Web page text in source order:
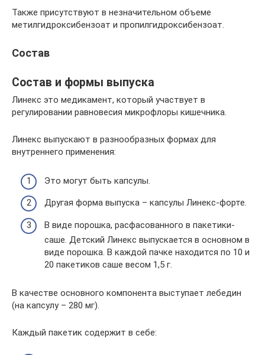
Также присутствуют в незначительном объеме
метилгидроксибензоат и пропилгидроксибензоат.
Состав
Состав и формы выпуска
Линекс это медикамент, который участвует в
регулировании равновесия микрофлоры кишечника.
Линекс выпускают в разнообразных формах для
внутреннего применения:
Это могут быть капсулы.
Другая форма выпуска – капсулы Линекс-форте.
В виде порошка, расфасованного в пакетики-
саше. Детский Линекс выпускается в основном в
виде порошка. В каждой пачке находится по 10 и
20 пакетиков саше весом 1,5 г.
В качестве основного компонента выступает лебедин
(на капсулу – 280 мг).
Каждый пакетик содержит в себе: